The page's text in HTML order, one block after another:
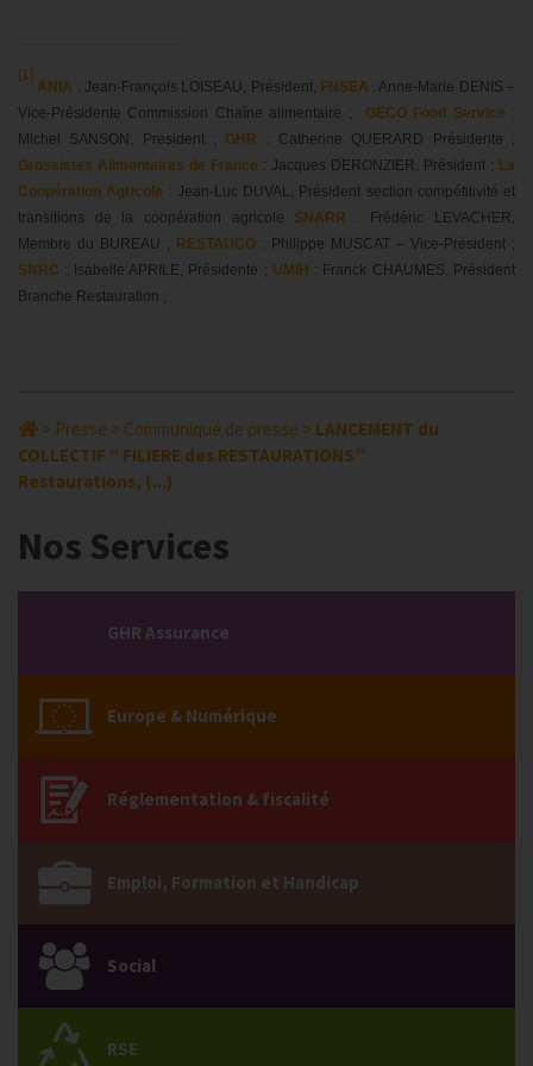
[1]
ANIA : Jean-François LOISEAU, Président, FNSEA : Anne-Marie DENIS –
Vice-Présidente Commission Chaîne alimentaire ;
GECO Food Service :
Michel SANSON, Président ; GHR : Catherine QUERARD Présidente ;
Grossistes Alimentaires de France : Jacques DERONZIER, Président ; La
Coopération Agricole : Jean-Luc DUVAL, Président section compétitivité et
transitions de la coopération agricole SNARR : Frédéric LEVACHER,
Membre du BUREAU ;
RESTAUCO : Philippe MUSCAT – Vice-Président ;
SNRC : Isabelle APRILE, Présidente ; UMIH : Franck CHAUMES, Président
Branche Restauration ;
> Presse > Communiqué de presse > LANCEMENT du
COLLECTIF “ FILIERE des RESTAURATIONS”
Restaurations, (...)
Nos Services
GHR Assurance
Europe & Numérique
Réglementation & fiscalité
Emploi, Formation et Handicap
Social
RSE